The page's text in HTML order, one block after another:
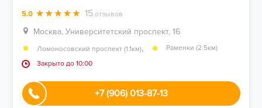
5.0 15 отзывов
Москва, Университетский проспект, 16
Ломоносовский проспект (1.1км),
Раменки (2.5км)
Закрыто до 10:00
+7 (906) 013-87-13